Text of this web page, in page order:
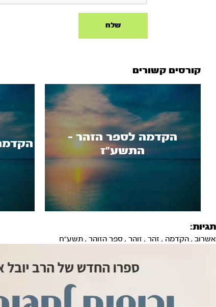
קורסים קשורים
הקדמה לספר הזהר -
התשע"ז
תגיות:
אשרוב , הקדמה , זהר , זוהר , ספר הזוהר , תשע"ח